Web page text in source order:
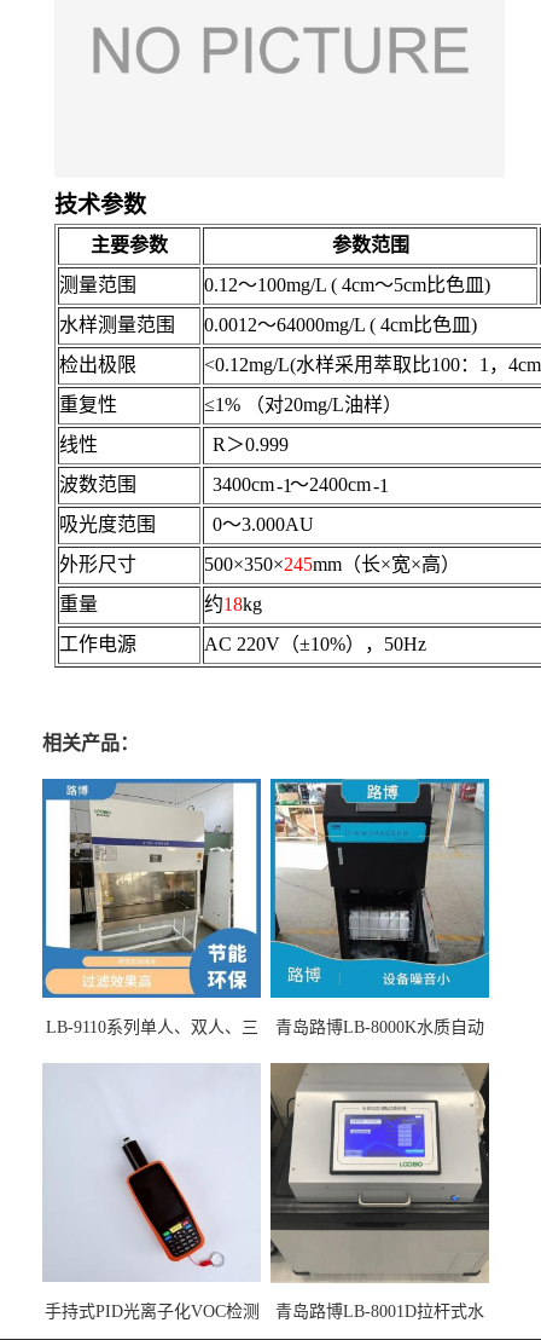
技术参数
主要参数
参数范围
测量范围
0.12～100mg/L ( 4cm～5cm比色皿)
水样测量范围
0.0012～64000mg/L ( 4cm比色皿)
检出极限
<0.12mg/L(水样采用萃取比100：1，
重复性
≤1% （对20mg/L油样）
线性
R＞0.999
波数范围
3400cm-1～2400cm-1
吸光度范围
0～3.000AU
外形尺寸
500×350×245mm（长×宽×高）
重量
约18kg
工作电源
AC 220V（±10%），50Hz
相关产品：
LB-9110系列单人、双人、三
青岛路博LB-8000K水质自动
手持式PID光离子化VOC检测
青岛路博LB-8001D拉杆式水